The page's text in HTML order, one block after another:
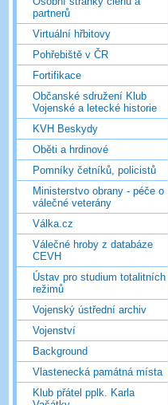
partnerů
Virtuální hřbitovy
Pohřebiště v ČR
Fortifikace
Občanské sdružení Klub
Vojenské a letecké historie
KVH Beskydy
Oběti a hrdinové
Pomníky četníků, policistů
Ministerstvo obrany - péče o
válečné veterány
Válka.cz
Válečné hroby z databáze
CEVH
Ústav pro studium totalitních
režimů
Vojenský ústřední archiv
Vojenství
Background
Vlastenecká památná místa
Klub přátel pplk. Karla